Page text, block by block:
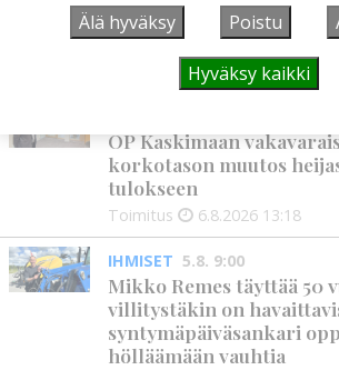
Leikkausten ja
tarvitaan myös
Alli Huovinen 6.8.2026 15:56
OP Kaskimaan
korkotason muutos
tulokseen
Toimitus 6.8.2026 13:18
IHMISET 5.8. 9:00
Mikko Remes täyttää 50
villitystäkin on
syntymäpäiväsankari
hölläämään vauhtia
Älä hyväksy Poistu
Hyväksy kaikki